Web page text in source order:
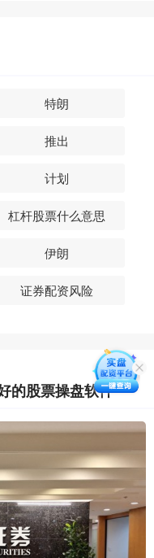
特朗
推出
计划
杠杆股票什么意思
伊朗
证券配资风险
的股票操盘软件